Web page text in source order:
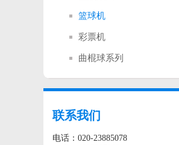
篮球机
彩票机
曲棍球系列
联系我们
电话：020-23885078